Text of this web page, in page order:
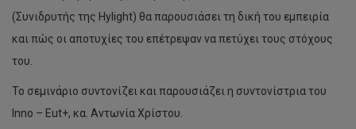
(Συνιδρυτής της Hylight) θα παρουσιάσει τη δική του εμπειρία
και πώς οι αποτυχίες του επέτρεψαν να πετύχει τους στόχους
του.
Το σεμινάριο συντονίζει και παρουσιάζει η συντονίστρια του
Inno – Eut+, κα. Αντωνία Χρίστου.